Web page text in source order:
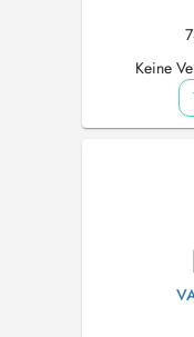
Keine